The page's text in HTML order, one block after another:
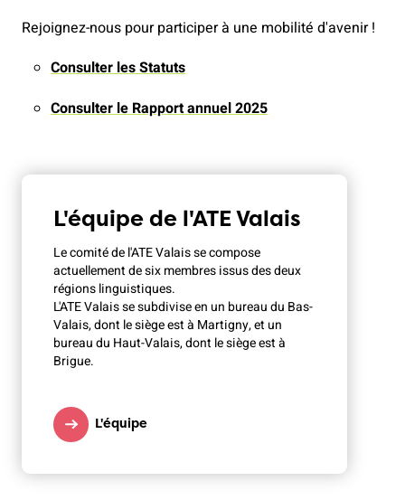
Rejoignez-nous pour participer à une mobilité d'avenir !
Consulter les Statuts
Consulter le Rapport annuel 2025
L'équipe de l'ATE Valais
Le comité de l'ATE Valais se compose
actuellement de six membres issus des deux
régions linguistiques.
L'ATE Valais se subdivise en un bureau du Bas-
Valais, dont le siège est à Martigny, et un
bureau du Haut-Valais, dont le siège est à
Brigue.
L'équipe